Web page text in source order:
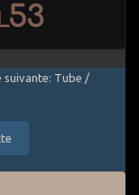
suivante: Tube /